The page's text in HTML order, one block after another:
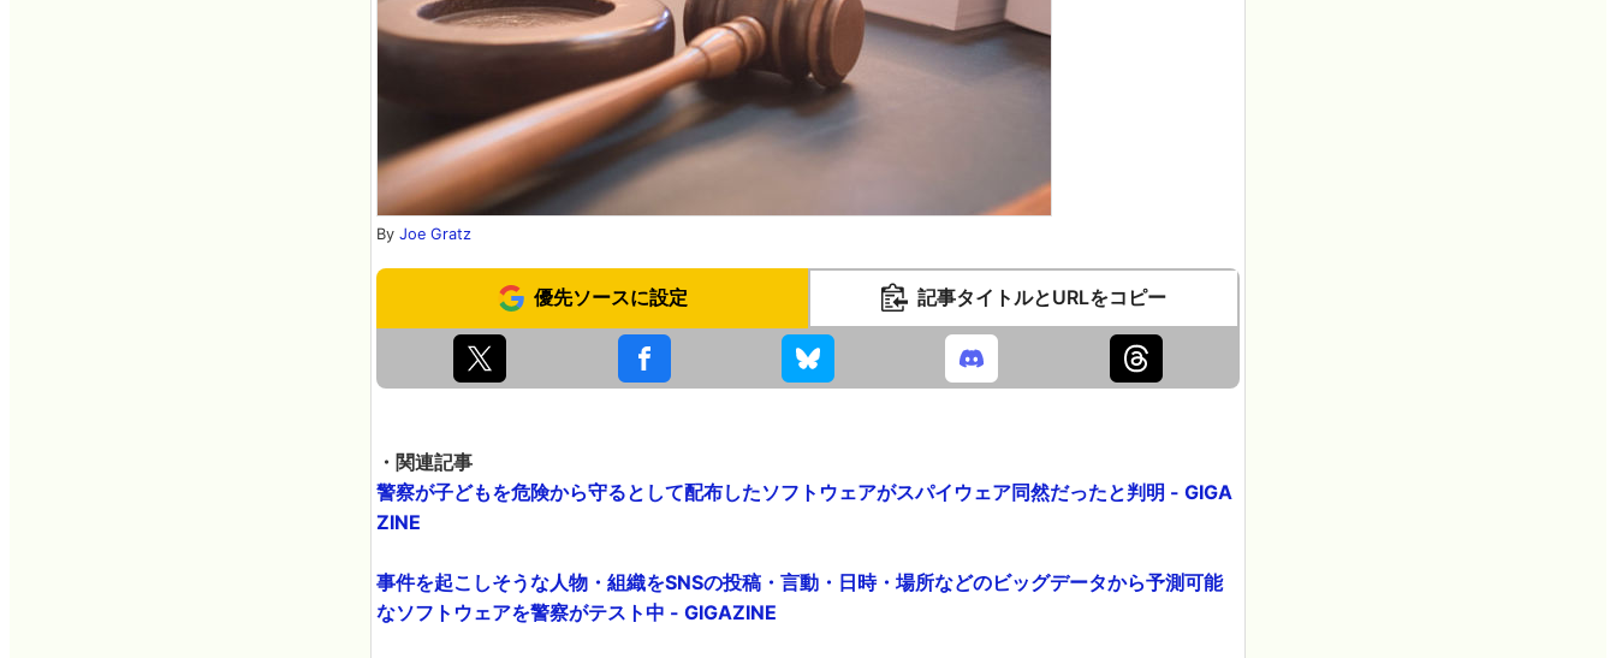
By Joe Gratz
優先ソースに設定 記事タイトルとURLをコピー
・関連記事
警察が子どもを危険から守るとして配布したソフトウェアがスパイウェア同然だったと判明 - GIGA
ZINE
事件を起こしそうな人物・組織をSNSの投稿・言動・日時・場所などのビッグデータから予測可能
なソフトウェアを警察がテスト中 - GIGAZINE